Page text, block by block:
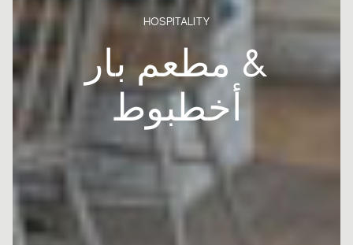
HOSPITALITY
& مطعم بار
أخطبوط